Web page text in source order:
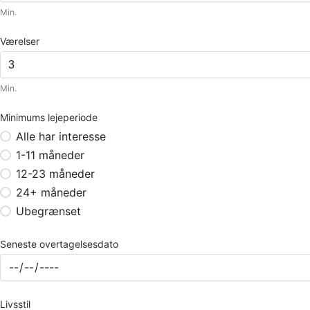
Min.
Værelser
Min.
Minimums lejeperiode
Alle har interesse
1-11 måneder
12-23 måneder
24+ måneder
Ubegrænset
Seneste overtagelsesdato
Livsstil